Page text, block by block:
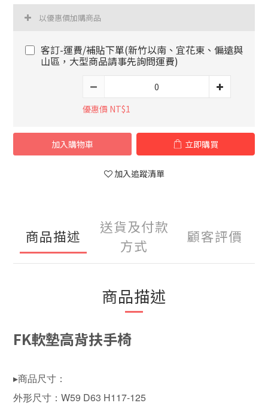
以優惠價加購商品
客訂-運費/補貼下單(新竹以南、宜花東、偏遠與
山區，大型商品請事先詢問運費)
優惠價 NT$1
加入購物車 立即購買
加入追蹤清單
商品描述
送貨及付款
方式
顧客評價
商品描述
FK軟墊高背扶手椅
▸商品尺寸：
外形尺寸：W59 D63 H117-125